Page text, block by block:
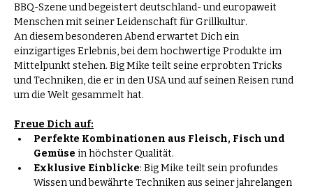
BBQ-Szene und begeistert deutschland- und europaweit
Menschen mit seiner Leidenschaft für Grillkultur.
An diesem besonderen Abend erwartet Dich ein
einzigartiges Erlebnis, bei dem hochwertige Produkte im
Mittelpunkt stehen. Big Mike teilt seine erprobten Tricks
und Techniken, die er in den USA und auf seinen Reisen rund
um die Welt gesammelt hat.
Freue Dich auf:
Perfekte Kombinationen aus Fleisch, Fisch und
Gemüse in höchster Qualität.
Exklusive Einblicke: Big Mike teilt sein profundes
Wissen und bewährte Techniken aus seiner jahrelangen